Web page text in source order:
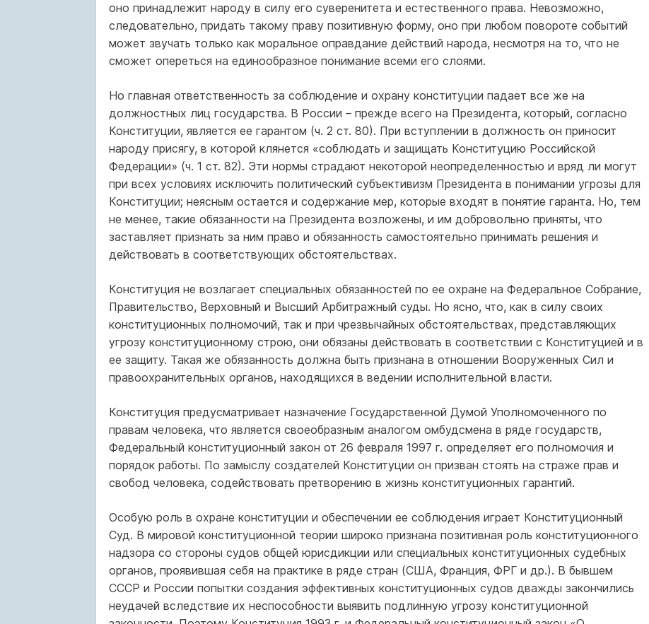
оно принадлежит народу в силу его суверенитета и естественного права. Невозможно,
следовательно, придать такому праву позитивную форму, оно при любом повороте событий
может звучать только как моральное оправдание действий народа, несмотря на то, что не
сможет опереться на единообразное понимание всеми его слоями.
Но главная ответственность за соблюдение и охрану конституции падает все же на
должностных лиц государства. В России – прежде всего на Президента, который, согласно
Конституции, является ее гарантом (ч. 2 ст. 80). При вступлении в должность он приносит
народу присягу, в которой клянется «соблюдать и защищать Конституцию Российской
Федерации» (ч. 1 ст. 82). Эти нормы страдают некоторой неопределенностью и вряд ли могут
при всех условиях исключить политический субъективизм Президента в понимании угрозы для
Конституции; неясным остается и содержание мер, которые входят в понятие гаранта. Но, тем
не менее, такие обязанности на Президента возложены, и им добровольно приняты, что
заставляет признать за ним право и обязанность самостоятельно принимать решения и
действовать в соответствующих обстоятельствах.
Конституция не возлагает специальных обязанностей по ее охране на Федеральное Собрание,
Правительство, Верховный и Высший Арбитражный суды. Но ясно, что, как в силу своих
конституционных полномочий, так и при чрезвычайных обстоятельствах, представляющих
угрозу конституционному строю, они обязаны действовать в соответствии с Конституцией и в
ее защиту. Такая же обязанность должна быть признана в отношении Вооруженных Сил и
правоохранительных органов, находящихся в ведении исполнительной власти.
Конституция предусматривает назначение Государственной Думой Уполномоченного по
правам человека, что является своеобразным аналогом омбудсмена в ряде государств,
Федеральный конституционный закон от 26 февраля 1997 г. определяет его полномочия и
порядок работы. По замыслу создателей Конституции он призван стоять на страже прав и
свобод человека, содействовать претворению в жизнь конституционных гарантий.
Особую роль в охране конституции и обеспечении ее соблюдения играет Конституционный
Суд. В мировой конституционной теории широко признана позитивная роль конституционного
надзора со стороны судов общей юрисдикции или специальных конституционных судебных
органов, проявившая себя на практике в ряде стран (США, Франция, ФРГ и др.). В бывшем
СССР и России попытки создания эффективных конституционных судов дважды закончились
неудачей вследствие их неспособности выявить подлинную угрозу конституционной